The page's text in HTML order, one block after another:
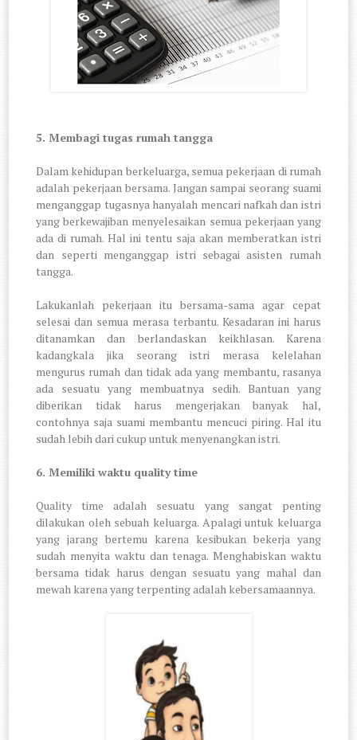
5.Membagi tugas rumah tangga
Dalam kehidupan berkeluarga, semua pekerjaan di rumah
adalah pekerjaan bersama. Jangan sampai seorang suami
menganggap tugasnya hanyalah mencari nafkah dan istri
yang berkewajiban menyelesaikan semua pekerjaan yang
ada di rumah. Hal ini tentu saja akan memberatkan istri
dan seperti menganggap istri sebagai asisten rumah
tangga.
Lakukanlah pekerjaan itu bersama-sama agar cepat
selesai dan semua merasa terbantu. Kesadaran ini harus
ditanamkan dan berlandaskan keikhlasan. Karena
kadangkala jika seorang istri merasa kelelahan
mengurus rumah dan tidak ada yang membantu, rasanya
ada sesuatu yang membuatnya sedih. Bantuan yang
diberikan tidak harus mengerjakan banyak hal,
contohnya saja suami membantu mencuci piring. Hal itu
sudah lebih dari cukup untuk menyenangkan istri.
6.Memiliki waktu quality time
Quality time adalah sesuatu yang sangat penting
dilakukan oleh sebuah keluarga. Apalagi untuk keluarga
yang jarang bertemu karena kesibukan bekerja yang
sudah menyita waktu dan tenaga. Menghabiskan waktu
bersama tidak harus dengan sesuatu yang mahal dan
mewah karena yang terpenting adalah kebersamaannya.